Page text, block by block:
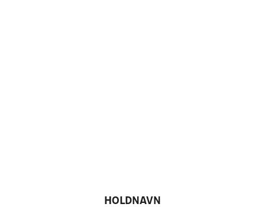
HOLDNAVN